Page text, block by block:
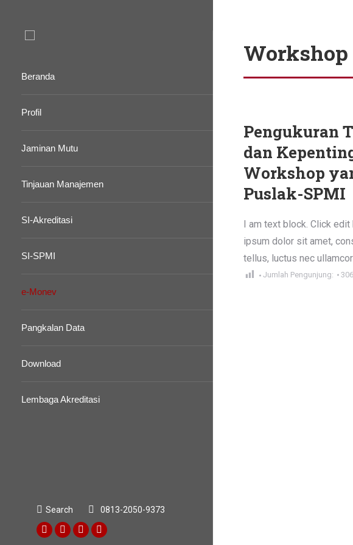
Beranda
Profil
Jaminan Mutu
Tinjauan Manajemen
SI-Akreditasi
SI-SPMI
e-Monev
Pangkalan Data
Download
Lembaga Akreditasi
Search:
Search 0813-2050-9373
Facebook
TwitterFacebook
Dribbble
Workshop
Pengukuran
dan
Workshop
Puslak-SPMI
I am text block. Click
ipsum dolor sit amet,
tellus, luctus nec
Jumlah Pengunjung: 306